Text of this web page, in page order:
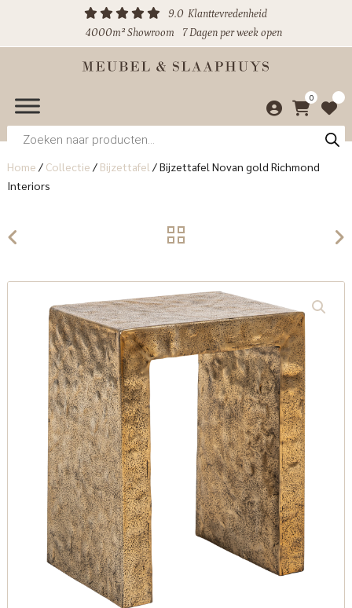
9.0 Klanttevredenheid
4000m² Showroom
7 Dagen per week open
0
Producten
zoeken
Home / Collectie / Bijzettafel /Bijzettafel Novan gold Richmond
Interiors